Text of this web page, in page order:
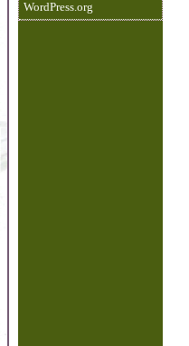
WordPress.org